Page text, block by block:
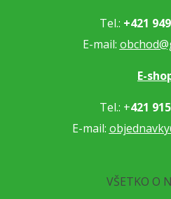
Tel.: +421
E-mail:
E-
Tel.: +421
E-mail:
VŠETKO O